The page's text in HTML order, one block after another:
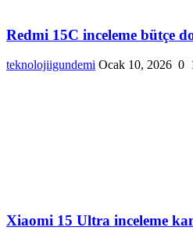
Redmi 15C inceleme bütçe
teknolojiigundemi Ocak 10, 2026 0
Xiaomi 15 Ultra inceleme